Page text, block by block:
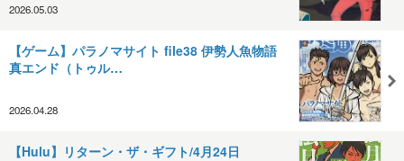
2026.05.03
【ゲーム】パラノマサイト file38 伊勢人魚物語
真エンド（トゥル…
2026.04.28
【Hulu】リターン・ザ・ギフト/4月24日